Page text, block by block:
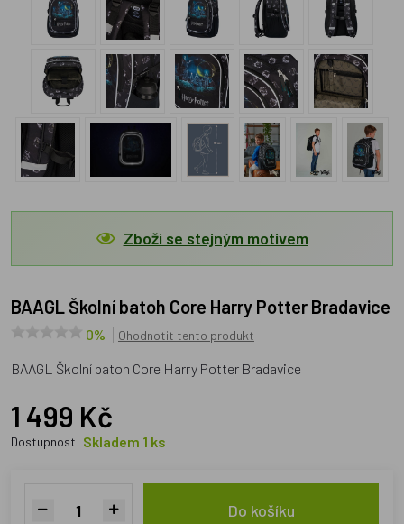
Zboží se stejným motivem
BAAGL Školní batoh Core Harry Potter Bradavice
0% Ohodnotit tento produkt
BAAGL Školní batoh Core Harry Potter Bradavice
1 499 Kč
Dostupnost: Skladem 1 ks
Do košíku